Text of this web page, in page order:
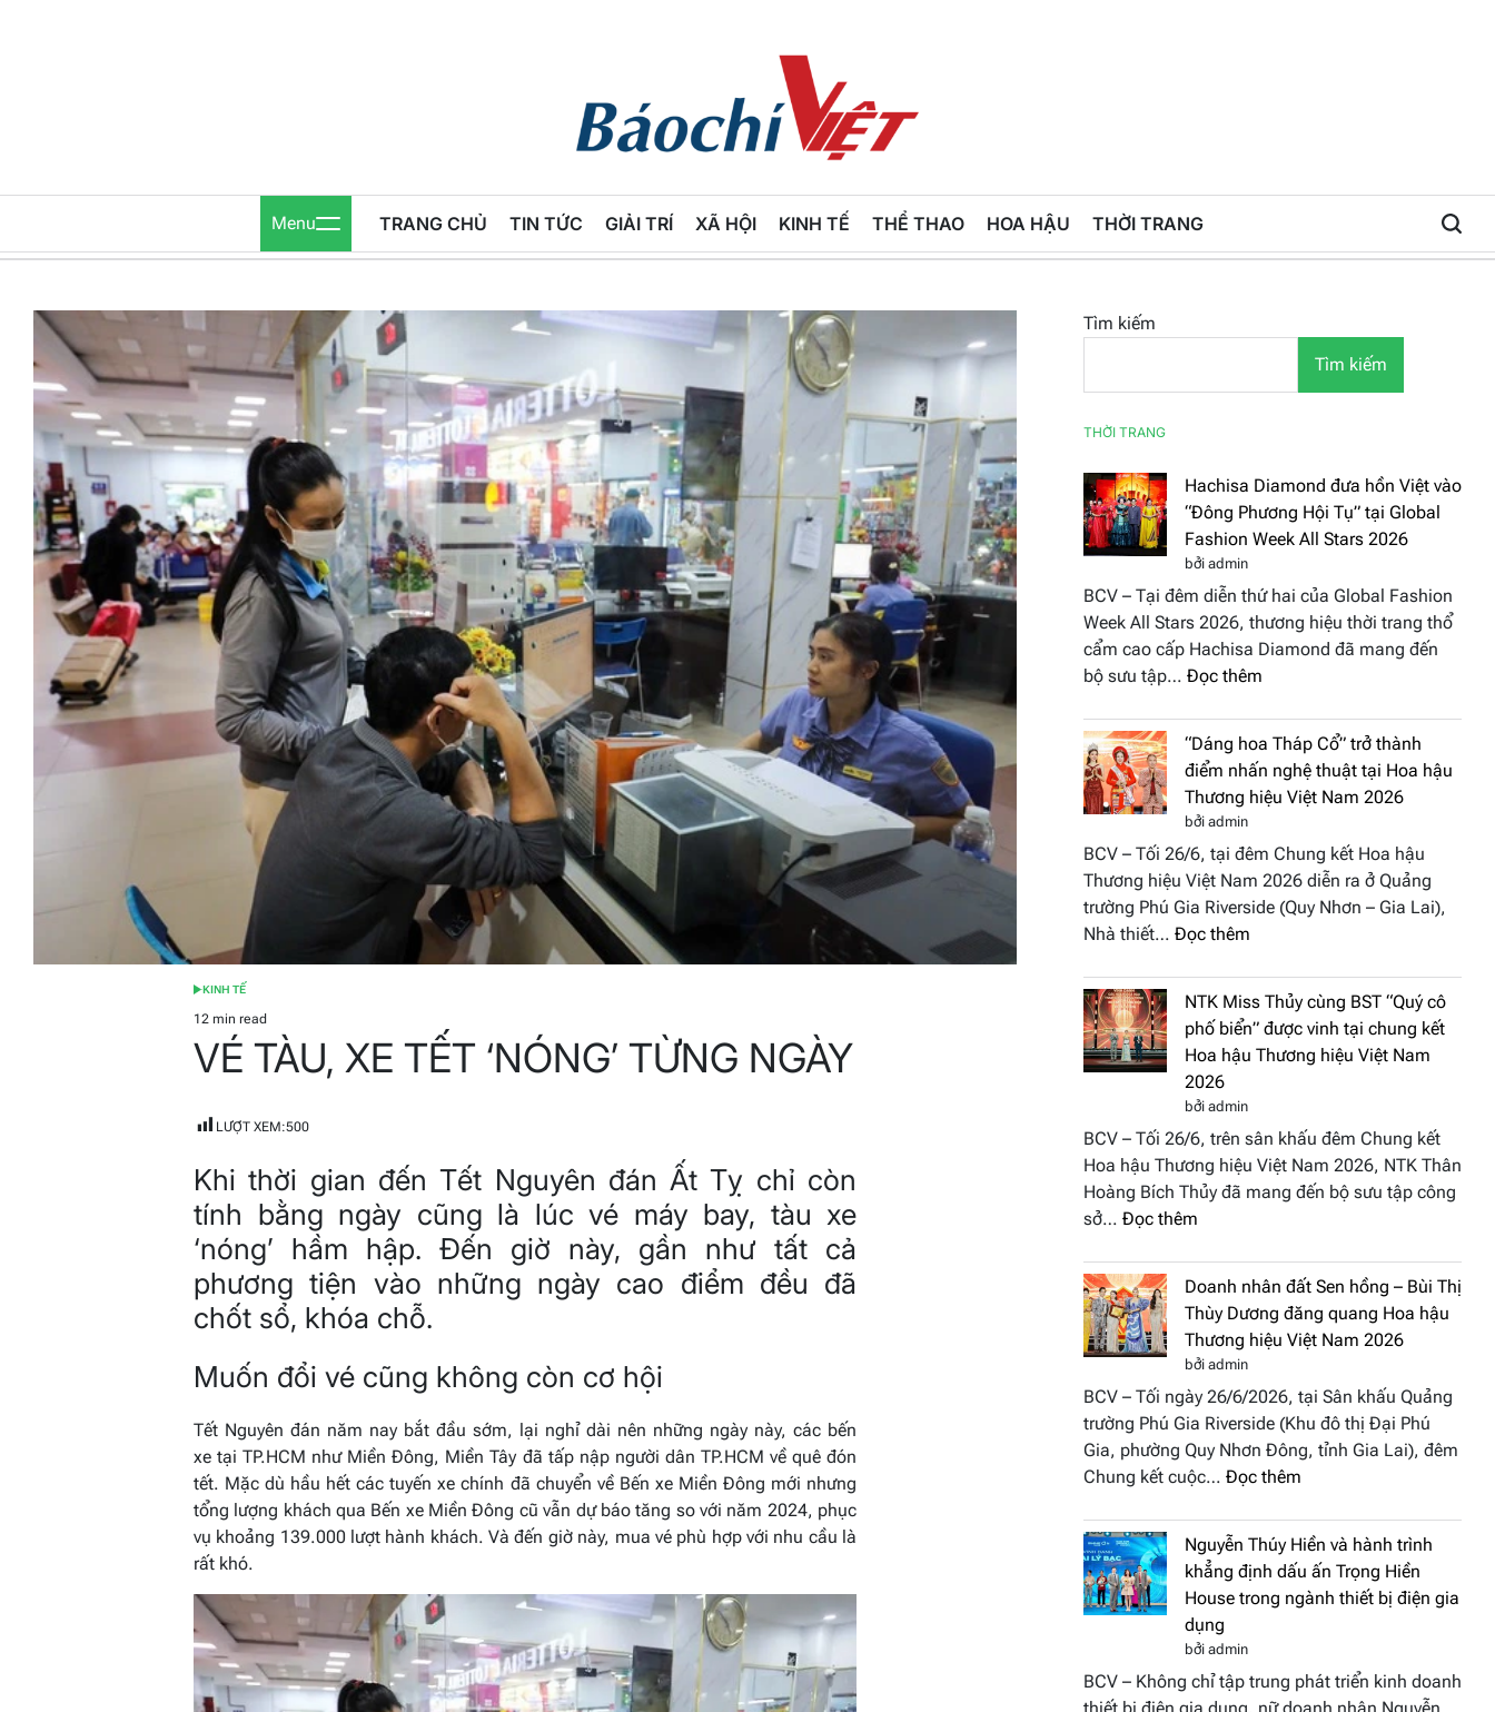
Chí
Việt
Menu TRANG CHỦ TIN TỨC GIẢI TRÍ XÃ HỘI KINH TẾ THỂ THAO HOA HẬU THỜI TRANG
POSTED
IN
KINH TẾ
Estimated
read
time
12 min read
VÉ TÀU, XE TẾT ‘NÓNG’ TỪNG NGÀY
LƯỢT XEM:500
Khi thời gian đến Tết Nguyên đán Ất Tỵ chỉ còn
tính bằng ngày cũng là lúc vé máy bay, tàu xe
‘nóng’ hầm hập. Đến giờ này, gần như tất cả
phương tiện vào những ngày cao điểm đều đã
chốt sổ, khóa chỗ.
Muốn đổi vé cũng không còn cơ hội
Tết Nguyên đán năm nay bắt đầu sớm, lại nghỉ dài nên những ngày này, các bến
xe tại TP.HCM như Miền Đông, Miền Tây đã tấp nập người dân TP.HCM về quê đón
tết. Mặc dù hầu hết các tuyến xe chính đã chuyển về Bến xe Miền Đông mới nhưng
tổng lượng khách qua Bến xe Miền Đông cũ vẫn dự báo tăng so với năm 2024, phục
vụ khoảng 139.000 lượt hành khách. Và đến giờ này, mua vé phù hợp với nhu cầu là
rất khó.
Tìm kiếm
Tìm kiếm
THỜI TRANG
Hachisa Diamond đưa hồn Việt vào
“Đông Phương Hội Tụ” tại Global
Fashion Week All Stars 2026
bởi admin
BCV – Tại đêm diễn thứ hai của Global Fashion
Week All Stars 2026, thương hiệu thời trang thổ
cẩm cao cấp Hachisa Diamond đã mang đến
bộ sưu tập… Đọc thêm
đưa
hồn
Việt
“Đông
Phương
Hội
Global
Fashion
Week
2026
“Dáng hoa Tháp Cổ” trở thành
điểm nhấn nghệ thuật tại Hoa hậu
Thương hiệu Việt Nam 2026
bởi admin
BCV – Tối 26/6, tại đêm Chung kết Hoa hậu
Thương hiệu Việt Nam 2026 diễn ra ở Quảng
trường Phú Gia Riverside (Quy Nhơn – Gia Lai),
Nhà thiết… Đọc thêm
Tháp
Cổ”
trở
nhấn
nghệ
thuật
hậu
Thương
hiệu
Nam
2026
NTK Miss Thủy cùng BST “Quý cô
phố biển” được vinh tại chung kết
Hoa hậu Thương hiệu Việt Nam
2026
bởi admin
BCV – Tối 26/6, trên sân khấu đêm Chung kết
Hoa hậu Thương hiệu Việt Nam 2026, NTK Thân
Hoàng Bích Thủy đã mang đến bộ sưu tập công
sở… Đọc thêm
Thủy
cùng
BST
“Quý
cô
phố
biển”
được
tại
chung
kết
Hoa
hậu
Thương
hiệu
Doanh nhân đất Sen hồng – Bùi Thị
Thùy Dương đăng quang Hoa hậu
Thương hiệu Việt Nam 2026
bởi admin
BCV – Tối ngày 26/6/2026, tại Sân khấu Quảng
trường Phú Gia Riverside (Khu đô thị Đại Phú
Gia, phường Quy Nhơn Đông, tỉnh Gia Lai), đêm
Chung kết cuộc… Đọc thêm
đất
Sen
hồng
Thị
Nguyễn Thúy Hiền và hành trình
khẳng định dấu ấn Trọng Hiền
House trong ngành thiết bị điện gia
dụng
bởi admin
BCV – Không chỉ tập trung phát triển kinh doanh